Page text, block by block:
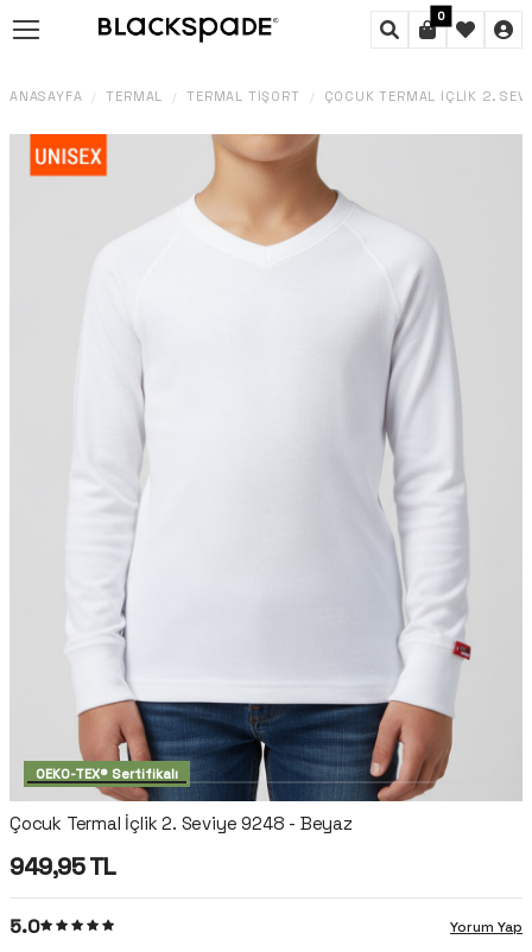
0
ANASAYFA / TERMAL / TERMAL TIŞÖRT / ÇOCUK TERMAL İÇLIK 2.
OEKO-TEX® Sertifikalı
Çocuk Termal İçlik 2. Seviye 9248 - Beyaz
949,95TL
5.0 Yorum Yap